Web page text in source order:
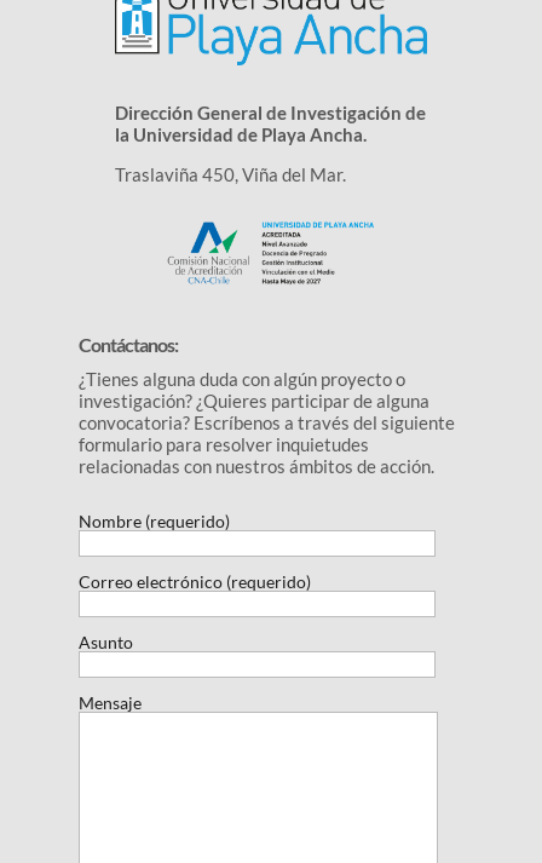
Dirección General de Investigación de
la Universidad de Playa Ancha.
Traslaviña 450, Viña del Mar.
Contáctanos:
¿Tienes alguna duda con algún proyecto o
investigación? ¿Quieres participar de alguna
convocatoria? Escríbenos a través del siguiente
formulario para resolver inquietudes
relacionadas con nuestros ámbitos de acción.
Nombre (requerido)
Correo electrónico (requerido)
Asunto
Mensaje